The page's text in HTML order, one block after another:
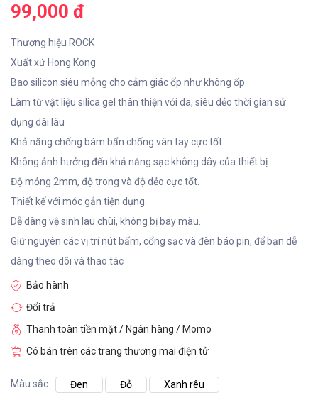
99,000 đ
Thương hiệu ROCK
Xuất xứ Hong Kong
Bao silicon siêu mỏng cho cảm giác ốp như không ốp.
Làm từ vật liệu silica gel thân thiện với da, siêu dẻo thời gian sử
dụng dài lâu
Khả năng chống bám bẩn chống vân tay cực tốt
Không ảnh hưởng đến khả năng sạc không dây của thiết bị.
Độ mỏng 2mm, độ trong và độ dẻo cực tốt.
Thiết kế với móc gắn tiện dụng.
Dễ dàng vệ sinh lau chùi, không bị bay màu.
Giữ nguyên các vị trí nút bấm, cổng sạc và đèn báo pin, để bạn dễ
dàng theo dõi và thao tác
Bảo hành
Đổi trả
Thanh toàn tiền mặt / Ngân hàng / Momo
Có bán trên các trang thương mai điện tử
Màu sắc Đen Đỏ
Xanh rêu